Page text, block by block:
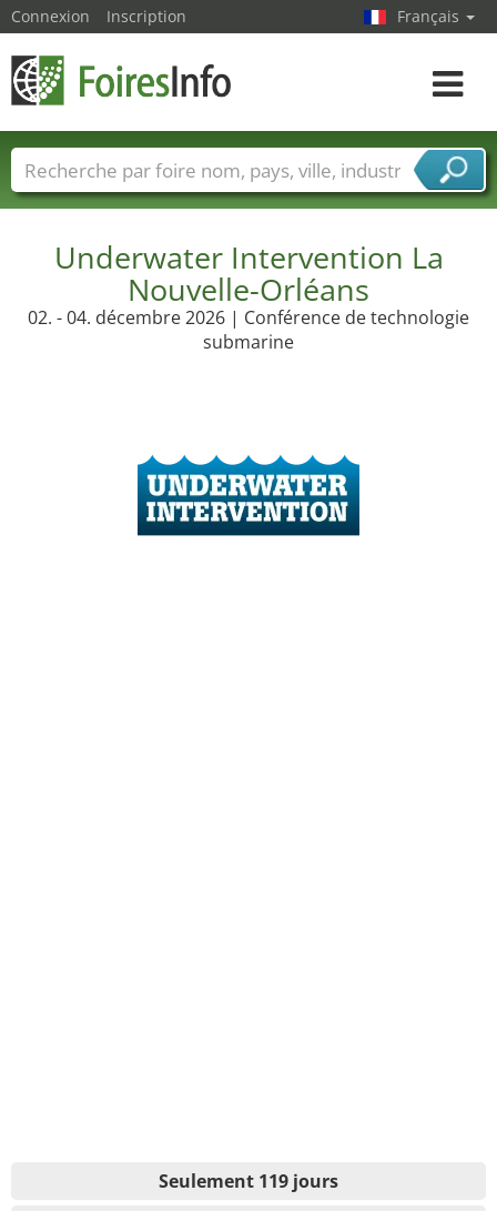
Underwater Intervention La
Nouvelle-Orléans
02. - 04. décembre 2026 | Conférence de technologie
submarine
Seulement 119 jours
Connexion Inscription Français
Toggle
Foire noms Pays Villes
Secteurs de foire